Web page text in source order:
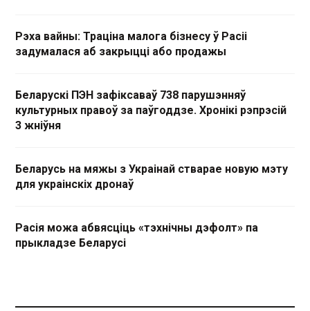
Рэха вайны: Траціна малога бізнесу ў Расіі
задумалася аб закрыцці або продажы
Беларускі ПЭН зафіксаваў 738 парушэнняў
культурных правоў за паўгоддзе. Хронікі рэпрэсій
3 жніўня
Беларусь на мяжы з Украінай стварае новую мэту
для украінскіх дронаў
Расія можа абвясціць «тэхнічны дэфолт» па
прыкладзе Беларусі